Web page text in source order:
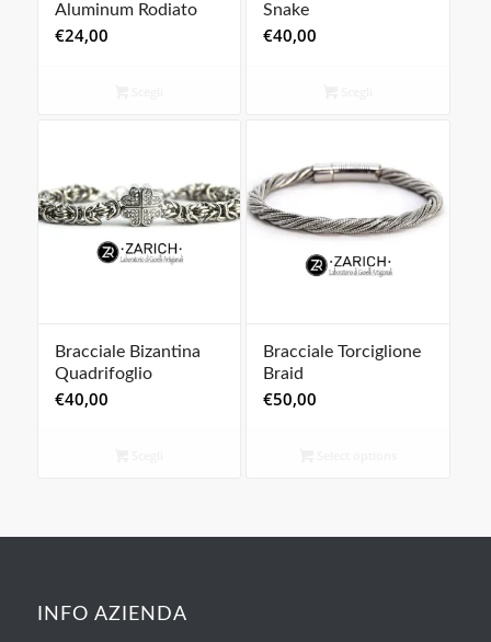
Aluminum Rodiato
€24,00
Snake
€40,00
Bracciale Bizantina
Quadrifoglio
€40,00
Bracciale Torciglione
Braid
€50,00
INFO AZIENDA